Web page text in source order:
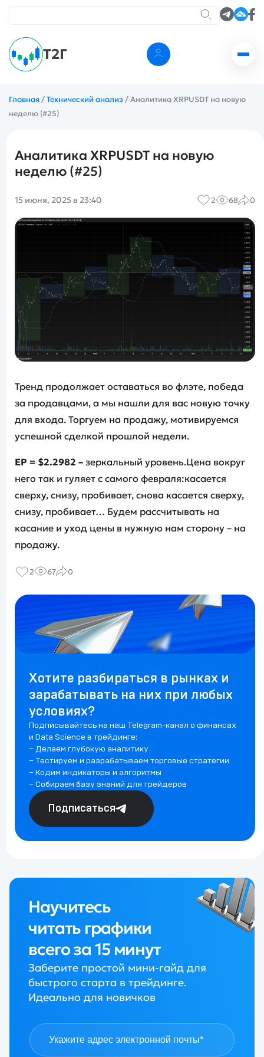
Т2Г
Главная/Технический анализ /Аналитика XRPUSDT на новую
неделю (#25)
Аналитика XRPUSDT на новую
неделю (#25)
15 июня, 2025 в 23:40 2 68 0
Тренд продолжает оставаться во флэте, победа
за продавцами, а мы нашли для вас новую точку
для входа. Торгуем на продажу, мотивируемся
успешной сделкой прошлой недели.
EP = $2.2982 – зеркальный уровень.Цена вокруг
него так и гуляет с самого февраля:касается
сверху, снизу, пробивает, снова касается сверху,
снизу, пробивает… Будем рассчитывать на
касание и уход цены в нужную нам сторону – на
продажу.
2 67 0
Хотите разбираться в рынках и
зарабатывать на них при любых
условиях?
Подписывайтесь на наш Telegram-канал о финансах
и Data Science в трейдинге:
– Делаем глубокую аналитику
– Тестируем и разрабатываем торговые стратегии
– Кодим индикаторы и алгоритмы
– Собираем базу знаний для трейдеров
Подписаться
Научитесь
читать графики
всего за 15 минут
Заберите простой мини-гайд для
быстрого старта в трейдинге.
Идеально для новичков